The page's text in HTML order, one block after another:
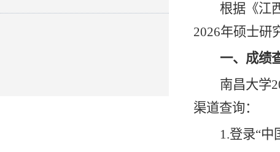
根据《江
2026年硕士研
一、成绩
南昌大学
渠道查询：
1 .登录“中